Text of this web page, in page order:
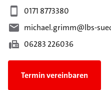
0171 8773380
michael.grimm@lbs-
06283 226036
Termin vereinbaren